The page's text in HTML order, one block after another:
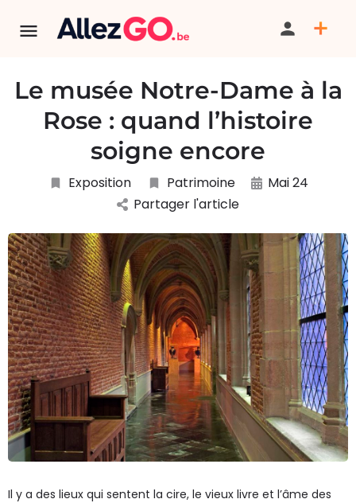
Le musée Notre-Dame à la
Rose : quand l’histoire
soigne encore
Exposition Patrimoine
Mai 24
Partager l'article
Il y a des lieux qui sentent la cire, le vieux livre et l’âme des